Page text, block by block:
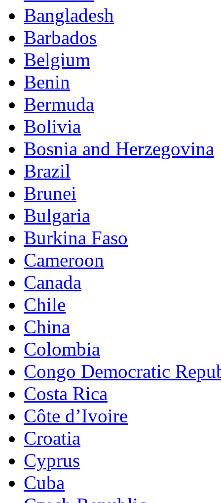
Bangladesh
Barbados
Belgium
Benin
Bermuda
Bolivia
Bosnia and Herzegovina
Brazil
Brunei
Bulgaria
Burkina Faso
Cameroon
Canada
Chile
China
Colombia
Congo Democratic
Costa Rica
Côte d’Ivoire
Croatia
Cyprus
Cuba